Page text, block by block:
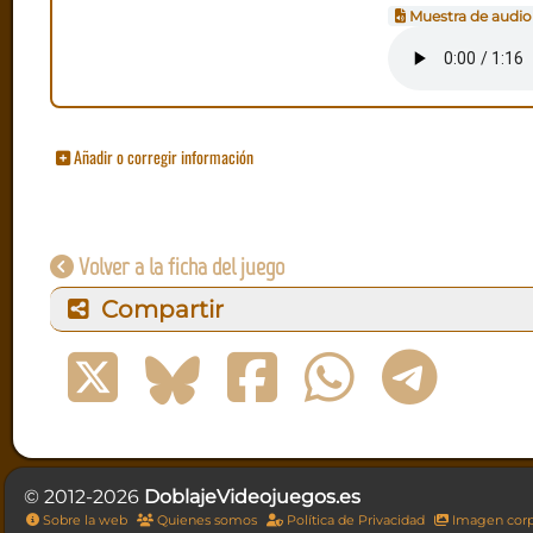
Muestra de audio
Añadir o corregir información
Volver a la ficha del juego
Compartir
© 2012-2026 DoblajeVideojuegos.es
Sobre la web Quienes somos Política de Privacidad Imagen